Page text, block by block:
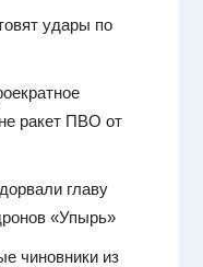
удары по
ракет ПВО от
главу
«Упырь»
чиновники из